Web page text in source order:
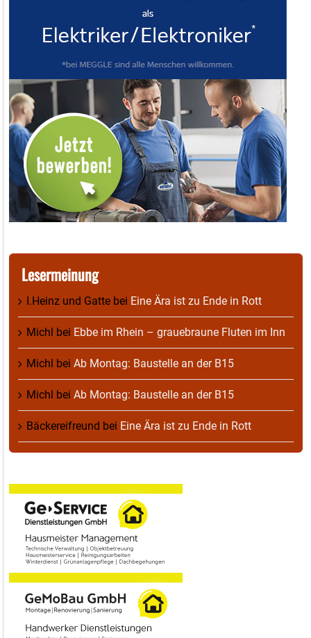
Lesermeinung
I.Heinz und Gatte bei Eine Ära ist zu Ende in Rott
Michl bei Ebbe im Rhein – grauebraune Fluten im Inn
Michl bei Ab Montag: Baustelle an der B15
Michl bei Ab Montag: Baustelle an der B15
Bäckereifreund bei Eine Ära ist zu Ende in Rott